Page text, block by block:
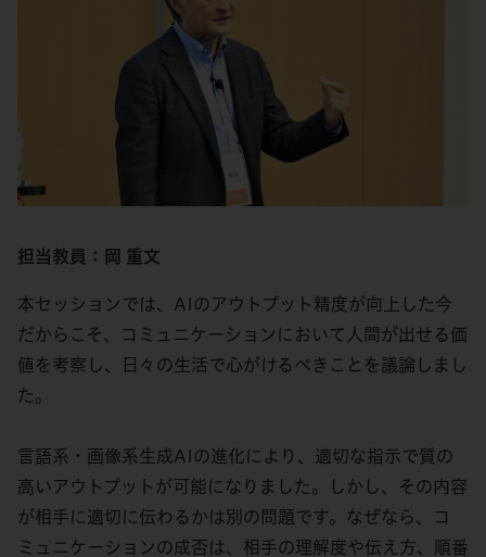
担当教員：岡 重文
本セッションでは、AIのアウトプット精度が向上した今
だからこそ、コミュニケーションにおいて人間が出せる価
値を考察し、日々の生活で心がけるべきことを議論しまし
た。
言語系・画像系生成AIの進化により、適切な指示で質の
高いアウトプットが可能になりました。しかし、その内容
が相手に適切に伝わるかは別の問題です。なぜなら、コ
ミュニケーションの成否は、相手の理解度や伝え方、順番